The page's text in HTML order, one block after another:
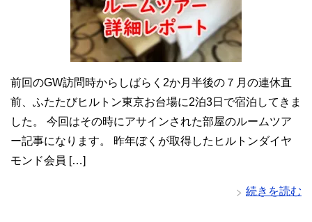
前回のGW訪問時からしばらく2か月半後の７月の連休直
前、ふたたびヒルトン東京お台場に2泊3日で宿泊してきま
した。 今回はその時にアサインされた部屋のルームツア
ー記事になります。 昨年ぼくが取得したヒルトンダイヤ
モンド会員 […]
続きを読む